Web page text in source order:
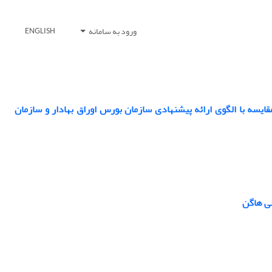
ورود به سامانه ENGLISH
با الگوی ارائه پیشنهادی سازمان بورس اوراق بهادار و سازمان
هاگن